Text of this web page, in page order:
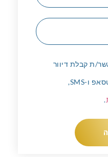
ת קבלת דיוור
מאתר תפעולית במייל, וואטסאפ ו-SMS,
.